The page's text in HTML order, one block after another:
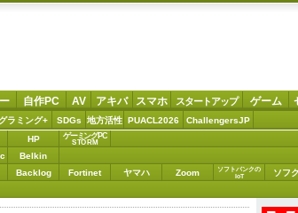
自作PC AV アキバ スマホ スタートアップ ゲーム
ラミング+ SDGs 地方活性 PUACL2026 ChallengersJP
HP ゲーミングPC
STORM
Belkin
Backlog Fortinet ヤマハ Zoom
ソフトバンクの
IoT
ソフ